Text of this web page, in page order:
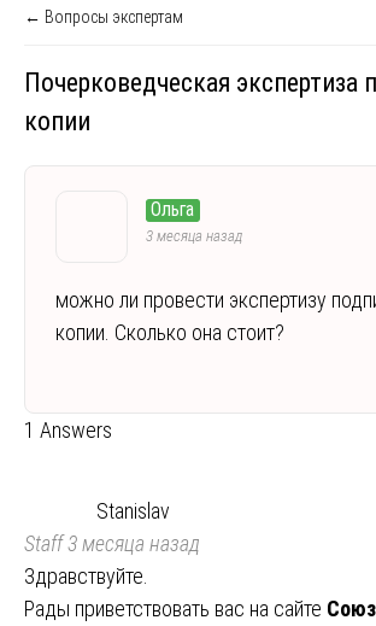
← Вопросы экспертам
Почерковедческая экспертиза
копии
Ольга
3 месяца назад
можно ли провести экспертизу
копии. Сколько она стоит?
1 Answers
Stanislav
Staff3 месяца назад
Здравствуйте.
Рады приветствовать вас на сайте